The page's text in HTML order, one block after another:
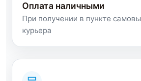
Оплата наличными
При получении в пункте
курьера